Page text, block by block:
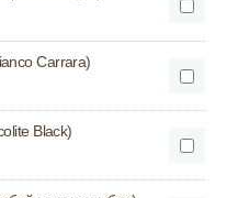
Carrara)
Black)